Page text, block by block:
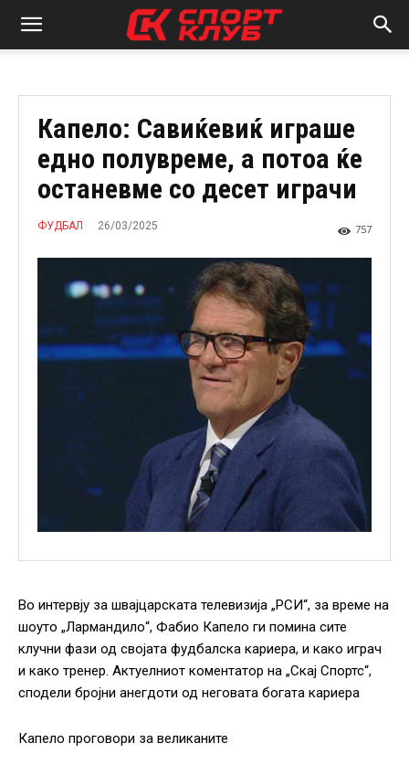
Капело: Савиќевиќ играше
едно полувреме, а потоа ќе
останевме со десет играчи
ФУДБАЛ 26/03/2025 757
Во интервју за швајцарската телевизија „РСИ“, за време на
шоуто „Лармандило“, Фабио Капело ги помина сите
клучни фази од својата фудбалска кариера, и како играч
и како тренер. Актуелниот коментатор на „Скај Спортс“,
сподели бројни анегдоти од неговата богата кариера
Капело проговори за великаните